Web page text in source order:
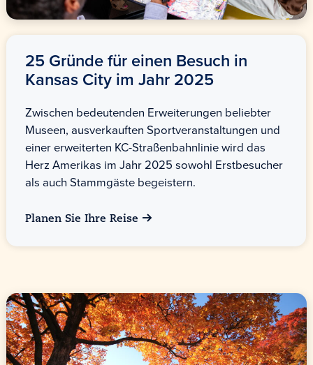
25 Gründe für einen Besuch in
Kansas Cityim Jahr 2025
Zwischen bedeutenden Erweiterungen beliebter
Museen, ausverkauften Sportveranstaltungen und
einer erweiterten KC-Straßenbahnlinie wird das
Herz Amerikas im Jahr 2025 sowohl Erstbesucher
als auch Stammgäste begeistern.
Planen Sie Ihre Reise